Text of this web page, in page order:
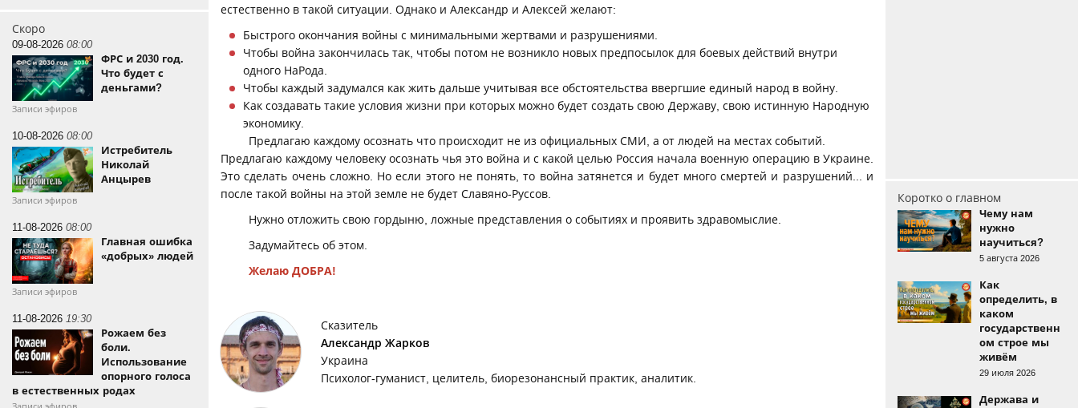
Скоро
09-08-2026 08:00
ФРС и 2030 год.
Что будет с
деньгами?
Записи эфиров
10-08-2026 08:00
Истребитель
Николай
Анцырев
Записи эфиров
11-08-2026 08:00
Главная ошибка
«добрых» людей
Записи эфиров
11-08-2026 19:30
Рожаем без
боли.
Использование
опорного голоса
в естественных родах
естественно в такой ситуации. Однако и Александр и Алексей желают:
Быстрого окончания войны с минимальными жертвами и разрушениями.
Чтобы война закончилась так, чтобы потом не возникло новых предпосылок для боевых действий внутри
одного НаРода.
Чтобы каждый задумался как жить дальше учитывая все обстоятельства ввергшие единый народ в войну.
Как создавать такие условия жизни при которых можно будет создать свою Державу, свою истинную Народную
экономику.
Предлагаю каждому осознать что происходит не из официальных СМИ, а от людей на местах событий.
Предлагаю каждому человеку осознать чья это война и с какой целью Россия начала военную операцию в Украине.
Это сделать очень сложно. Но если этого не понять, то война затянется и будет много смертей и разрушений... и
после такой войны на этой земле не будет Славяно-Руссов.
Нужно отложить свою гордыню, ложные представления о событиях и проявить здравомыслие.
Задумайтесь об этом.
Желаю ДОБРА!
Сказитель
Александр Жарков
Украина
Психолог-гуманист, целитель, биорезонансный практик, аналитик.
Коротко о главном
Чему нам
нужно
научиться?
5 августа 2026
Как
определить, в
каком
государственн
ом строе мы
живём
29 июля 2026
Держава и